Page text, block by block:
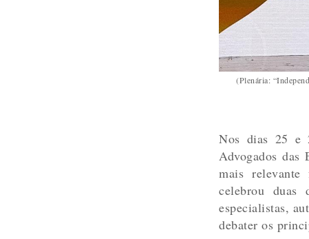
(Plenária:
Nos dias 25 e
Advogados das
mais
celebrou duas
especialistas,
debater os